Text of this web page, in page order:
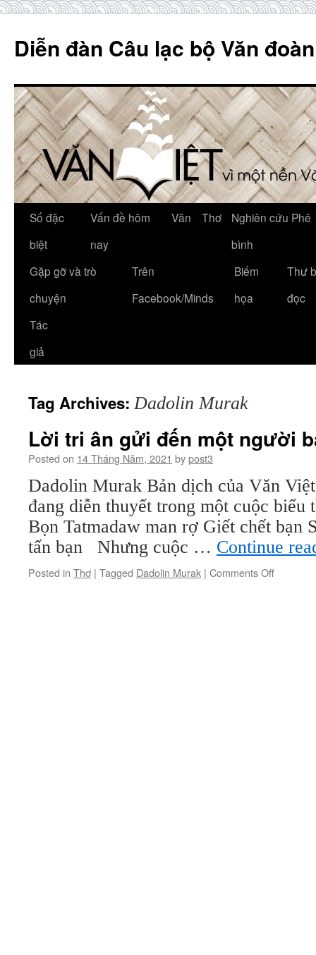
content
Diễn đàn Câu lạc bộ Văn
Số đặc
biệt
Vấn đề hôm
nay
Văn Thơ
Nghiên cứu Phê
bình
Gặp gỡ và trò
chuyện
Trên
Facebook/Minds
Biếm
họa
Thư
đọc
Tác
giả
Tag Archives:Dadolin Murak
Lời tri ân gửi đến một người
Posted on 14 Tháng Năm, 2021 bypost3
Dadolin Murak Bản dịch của Văn
đang diễn thuyết trong một cuộc biểu
Bọn Tatmadaw man rợ Giết chết bạn
tấn bạn Nhưng cuộc … Continue
Posted in Thơ | Tagged Dadolin Murak | Comments Offon